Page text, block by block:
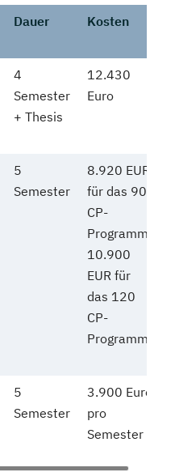
Dauer Kosten
4
Semester
+ Thesis
12.430
Euro
5
Semester
8.920 EUR
für das 90-
CP-
Programm;
10.900
EUR für
das 120
CP-
Programm
5
Semester
3.900 Euro
pro
Semester